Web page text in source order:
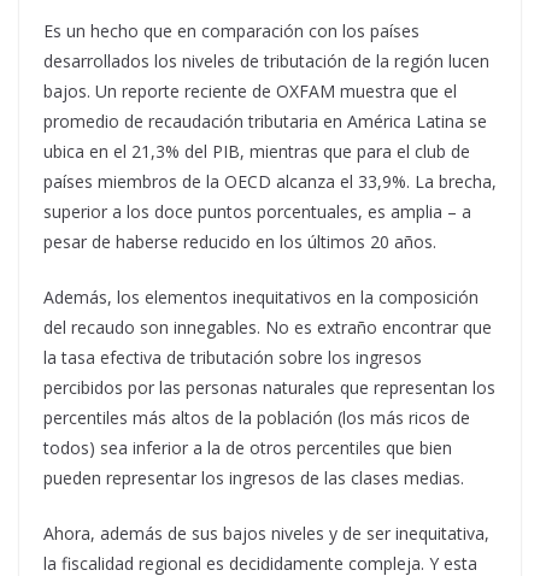
Es un hecho que en comparación con los países
desarrollados los niveles de tributación de la región lucen
bajos. Un reporte reciente de OXFAM muestra que el
promedio de recaudación tributaria en América Latina se
ubica en el 21,3% del PIB, mientras que para el club de
países miembros de la OECD alcanza el 33,9%. La brecha,
superior a los doce puntos porcentuales, es amplia – a
pesar de haberse reducido en los últimos 20 años.
Además, los elementos inequitativos en la composición
del recaudo son innegables. No es extraño encontrar que
la tasa efectiva de tributación sobre los ingresos
percibidos por las personas naturales que representan los
percentiles más altos de la población (los más ricos de
todos) sea inferior a la de otros percentiles que bien
pueden representar los ingresos de las clases medias.
Ahora, además de sus bajos niveles y de ser inequitativa,
la fiscalidad regional es decididamente compleja. Y esta